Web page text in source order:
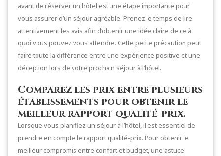
avant de réserver un hôtel est une étape importante pour
vous assurer d’un séjour agréable. Prenez le temps de lire
attentivement les avis afin d’obtenir une idée claire de ce à
quoi vous pouvez vous attendre. Cette petite précaution peut
faire toute la différence entre une expérience positive et une
déception lors de votre prochain séjour à l’hôtel.
Comparez les prix entre plusieurs
établissements pour obtenir le
meilleur rapport qualité-prix.
Lorsque vous planifiez un séjour à l’hôtel, il est essentiel de
prendre en compte le rapport qualité-prix. Pour obtenir le
meilleur compromis entre confort et budget, une astuce